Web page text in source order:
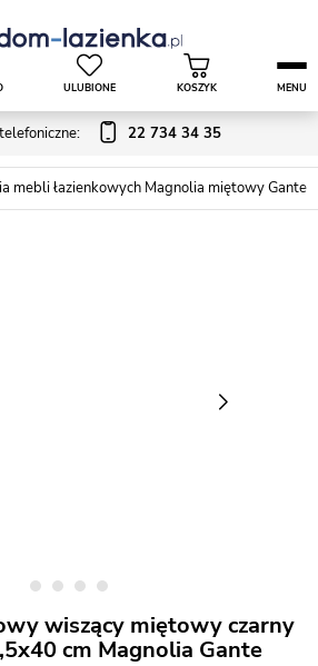
22 734 34 35
ULUBIONE KOSZYK MENU
mebli łazienkowych Magnolia miętowy Gante
wiszący miętowy czarny
cm Magnolia Gante